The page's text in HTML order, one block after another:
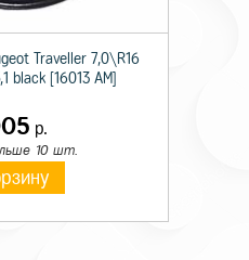
Traveller 7,0\R16
black [16013 AM]
р.
10 шт.